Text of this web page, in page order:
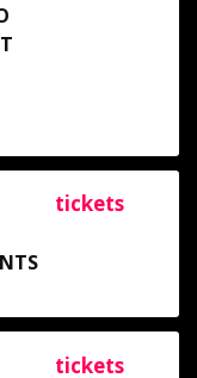
tickets
tickets